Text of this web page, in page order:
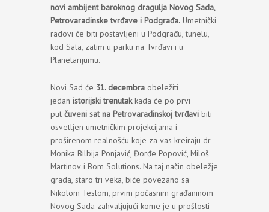
novi ambijent baroknog dragulja Novog Sada,
Petrovaradinske tvrđave i Podgrađa. Umetnički
radovi će biti postavljeni u Podgrađu, tunelu,
kod Sata, zatim u parku na Tvrđavi i u
Planetarijumu.
Novi Sad će 31. decembra obeležiti
jedan istorijski trenutakkada će po prvi
put čuveni sat na Petrovaradinskoj tvrđavi biti
osvetljen umetničkim projekcijama i
proširenom realnošću koje za vas kreiraju dr
Monika Bilbija Ponjavić, Đorđe Popović, Miloš
Martinov i Bom Solutions. Na taj način obeležje
grada, staro tri veka, biće povezano sa
Nikolom Teslom, prvim počasnim građaninom
Novog Sada zahvaljujući kome je u prošlosti